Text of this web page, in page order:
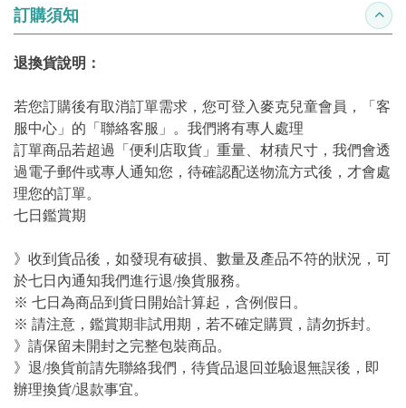
訂購須知 收合
退換貨說明：
若您訂購後有取消訂單需求，您可登入麥克兒童會員，「客
服中心」的「聯絡客服」。我們將有專人處理
訂單商品若超過「便利店取貨」重量、材積尺寸，我們會透
過電子郵件或專人通知您，待確認配送物流方式後，才會處
理您的訂單。
七日鑑賞期
》收到貨品後，如發現有破損、數量及產品不符的狀況，可
於七日內通知我們進行退/換貨服務。
※ 七日為商品到貨日開始計算起，含例假日。
※ 請注意，鑑賞期非試用期，若不確定購買，請勿拆封。
》請保留未開封之完整包裝商品。
》退/換貨前請先聯絡我們，待貨品退回並驗退無誤後，即
辦理換貨/退款事宜。